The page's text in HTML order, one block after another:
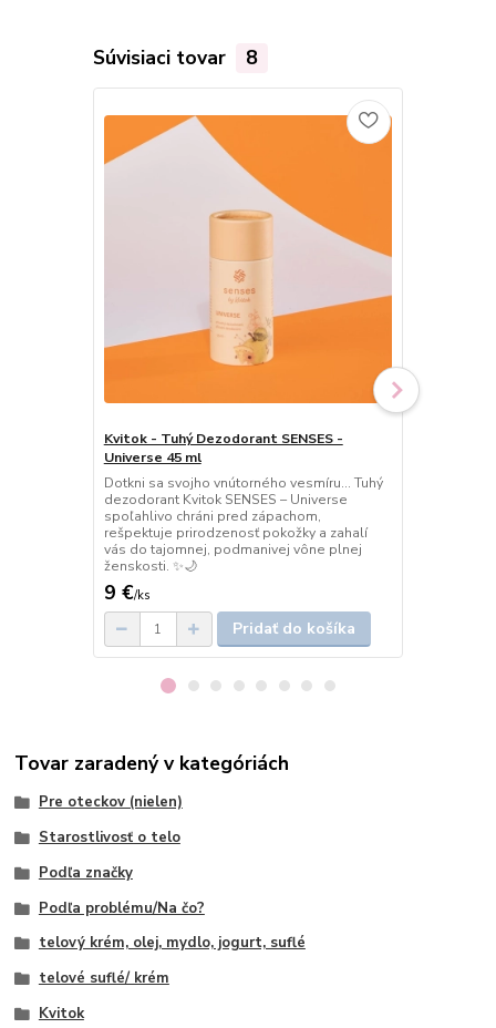
Súvisiaci tovar 8
Kvitok - Tuhý Dezodorant SENSES -
Universe 45 ml
Dotkni sa svojho vnútorného vesmíru… Tuhý
dezodorant Kvitok SENSES – Universe
spoľahlivo chráni pred zápachom,
rešpektuje prirodzenosť pokožky a zahalí
vás do tajomnej, podmanivej vône plnej
ženskosti. ✨🌙
9 €/ks
Pridať do košíka
Tovar zaradený v kategóriách
Pre oteckov (nielen)
Starostlivosť o telo
Podľa značky
Podľa problému/Na čo?
telový krém, olej, mydlo, jogurt, suflé
telové suflé/ krém
Kvitok